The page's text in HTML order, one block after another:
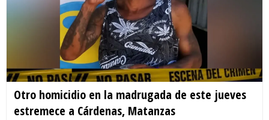
Otro homicidio en la madrugada de este jueves
estremece a Cárdenas, Matanzas